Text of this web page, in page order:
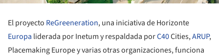
El proyecto ReGreeneration, una iniciativa de Horizonte
Europa liderada por Inetum y respaldada porC40Cities,ARUP,
Placemaking Europe y varias otras organizaciones, funciona